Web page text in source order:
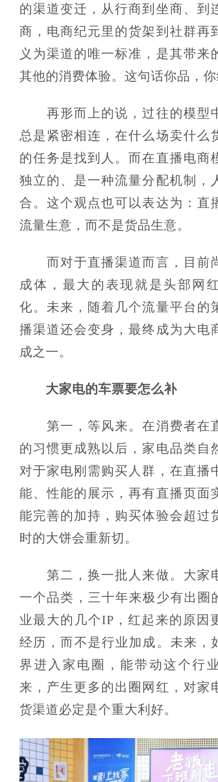
的渠道变迁，从行商到坐商、到
商，电商纪元里的货架到社群再
义为渠道的唯一标准，是其带来
其他的消费体验。这句话你品，
再形而上的说，过往的模型
总是紧密相连，在什么场卖什么
的任务是找到人。而在直播电商
独立的、是一种流量分配机制，
合。这个观点也可以表达为：直
流量生意，而不是货品生意。
而对于直播渠道而言，目前
成体，最大的表现就是头部网
化。未来，随着几个流量平台的
播渠道还会变身，最终成为大电
成之一。
大家电的车票要怎么补
第一，等风来。在消费者在
的习惯更成熟以后，家电品类自
对于家电刚需购买人群，在直播
能、性能的展示，再有直播页面
能完善的加持，购买体验会超过
时的大饼会重新切。
第二，换一批人来做。大家
一个品类，三十年来极少有出圈
业最大的几个IP，红起来的原因
经历，而不是行业加成。未来，
界进入家电圈，能带动这个行
来，产生更多的出圈网红，对家
货渠道必定是个重大利好。